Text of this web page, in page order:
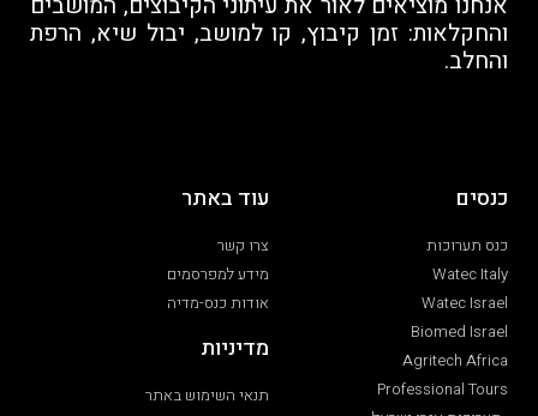
והחקלאות: זמן קיבוץ, קו למושב, יבול שיא, הרפת
והחלב.
כנסים
כנס תערוכות
Watec Italy
Watec Israel
Biomed Israel
Agritech Africa
Professional Tours
עוד באתר
צרו קשר
מידע למפרסמים
אודות כנס-מדיה
מדיניות
תנאי השימוש באתר